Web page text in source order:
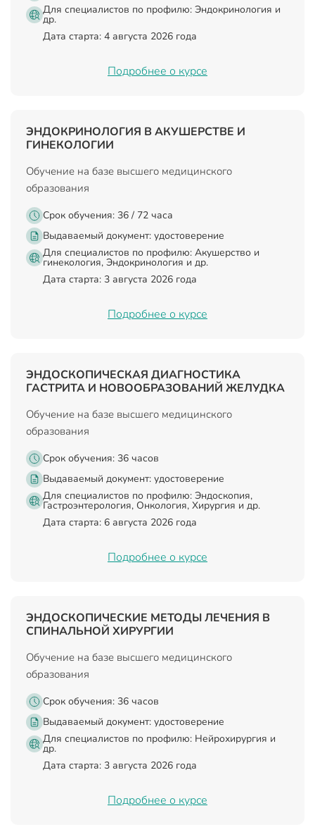
Для специалистов по профилю: Эндокринология и
др.
Дата старта: 4 августа 2026 года
Подробнее о курсе
ЭНДОКРИНОЛОГИЯ В АКУШЕРСТВЕ И
ГИНЕКОЛОГИИ
Обучение на базе высшего медицинского
образования
Срок обучения: 36 / 72 часа
Выдаваемый документ: удостоверение
Для специалистов по профилю: Акушерство и
гинекология, Эндокринология и др.
Дата старта: 3 августа 2026 года
Подробнее о курсе
ЭНДОСКОПИЧЕСКАЯ ДИАГНОСТИКА
ГАСТРИТА И НОВООБРАЗОВАНИЙ ЖЕЛУДКА
Обучение на базе высшего медицинского
образования
Срок обучения: 36 часов
Выдаваемый документ: удостоверение
Для специалистов по профилю: Эндоскопия,
Гастроэнтерология, Онкология, Хирургия и др.
Дата старта: 6 августа 2026 года
Подробнее о курсе
ЭНДОСКОПИЧЕСКИЕ МЕТОДЫ ЛЕЧЕНИЯ В
СПИНАЛЬНОЙ ХИРУРГИИ
Обучение на базе высшего медицинского
образования
Срок обучения: 36 часов
Выдаваемый документ: удостоверение
Для специалистов по профилю: Нейрохирургия и
др.
Дата старта: 3 августа 2026 года
Подробнее о курсе